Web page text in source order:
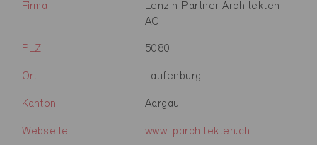
Firma
Lenzin Partner Architekten
AG
PLZ 5080
Ort Laufenburg
Kanton Aargau
Webseite www.lparchitekten.ch